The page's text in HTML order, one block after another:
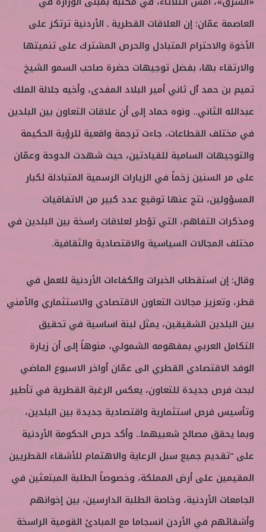
العاصمة عمّان: إن العلاقات القطرية ـ الأردنية ترتكز على
الأخوة والاحترام المتبادل والحرص المشترك على تنميتها
والارتقاء بها، بفضل توجيهات حضرة صاحب السمو الشيخ
تميم بن حمد آل ثاني أمير البلاد المفدى، وأخيه جلالة الملك
عبدالله الثاني.. ونوه حماد إلى أن علاقات التعاون بين البلدين
في مختلف القطاعات، جاءت ترجمة واقعية للرؤية الحكيمة
والتوجيهات السامية للقيادتين، حيث شهدت الدوحة وعمّان
على مر السنين زخماً في الزيارات الرسمية المتبادلة لكبار
المسؤولين، نتج عنها توقيع عدد كبير من الاتفاقيات
ومذكرات التفاهم، التي تؤطر لعلاقات راسخة بين البلدين في
مختلف المجالات السياسية والاقتصادية والثقافية.
وقال: إن استقطاب الخبرات والكفاءات الأردنية للعمل في
قطر، وتعزيز مجالات التعاون الاقتصادي والاستثماري والأمني
بين البلدين الشقيقين، يمثل لبنة اساسية في تحقيق
التكامل العربي بمفهومه الشمولي، منوهاً إلى أن زيارة
الوفد الاقتصادي القطري الى عمّان أواخر الاسبوع الماضي
لبحث فرص جديدة للتعاون، يعكس الرغبة القطرية في تأطير
وتأسيس فرص استثمارية واقتصادية جديدة بين البلدين،
وبما يحقق مصالح شعبيهما.. وأكد حرص الحكومة الأردنية
على “تقديم جميع سبل الرعاية والاهتمام للأشقاء القطريين
المقيمين على أرض المملكة، وخصوصاً الطلبة المبتعثين في
الجامعات الأردنية، وخاصة الطلبة الدارسين، بين إخوانهم
وأشقائهم في الأردن انسجاما مع المبادئ القومية الراسخة